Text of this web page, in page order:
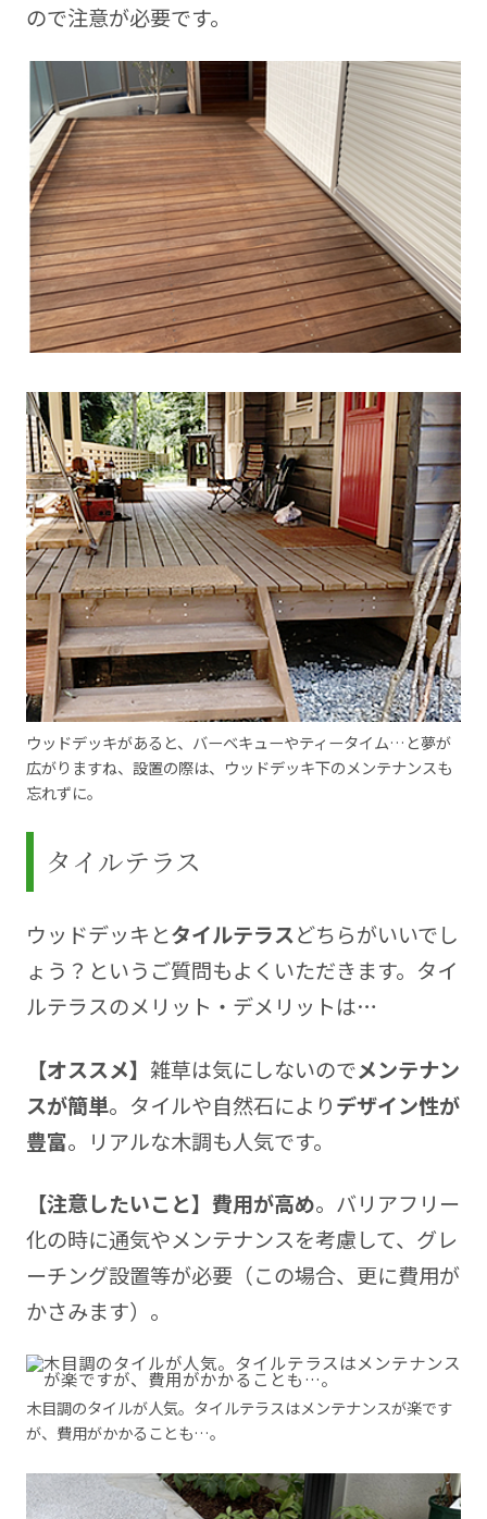
ので注意が必要です。
ウッドデッキがあると、バーベキューやティータイム…と夢が
広がりますね、設置の際は、ウッドデッキ下のメンテナンスも
忘れずに。
タイルテラス
ウッドデッキとタイルテラスどちらがいいでし
ょう？というご質問もよくいただきます。タイ
ルテラスのメリット・デメリットは…
【オススメ】 雑草は気にしないのでメンテナン
スが簡単。タイルや自然石によりデザイン性が
豊富。リアルな木調も人気です。
【注意したいこと】費用が高め。バリアフリー
化の時に通気やメンテナンスを考慮して、グレ
ーチング設置等が必要（この場合、更に費用が
かさみます）。
木目調のタイルが人気。タイルテラスはメンテナンスが楽です
が、費用がかかることも…。